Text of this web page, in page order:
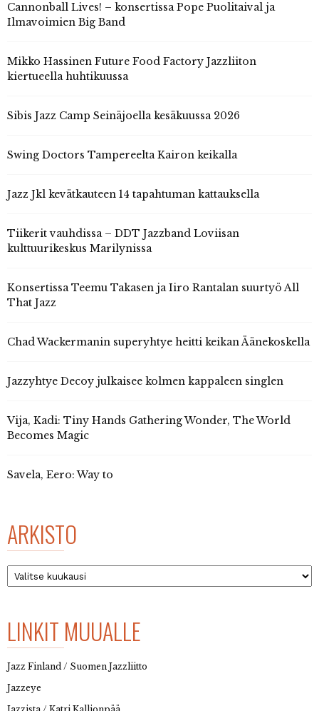
Cannonball Lives! – konsertissa Pope Puolitaival ja
Ilmavoimien Big Band
Mikko Hassinen Future Food Factory Jazzliiton
kiertueella huhtikuussa
Sibis Jazz Camp Seinäjoella kesäkuussa 2026
Swing Doctors Tampereelta Kairon keikalla
Jazz Jkl kevätkauteen 14 tapahtuman kattauksella
Tiikerit vauhdissa – DDT Jazzband Loviisan
kulttuurikeskus Marilynissa
Konsertissa Teemu Takasen ja Iiro Rantalan suurtyö All
That Jazz
Chad Wackermanin superyhtye heitti keikan Äänekoskella
Jazzyhtye Decoy julkaisee kolmen kappaleen singlen
Vija, Kadi: Tiny Hands Gathering Wonder, The World
Becomes Magic
Savela, Eero: Way to
ARKISTO
Arkisto
LINKIT MUUALLE
Jazz Finland / Suomen Jazzliitto
Jazzeye